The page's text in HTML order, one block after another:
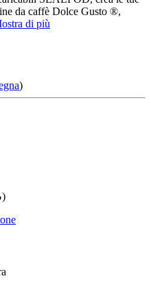
da caffè Dolce Gusto ®,
di più
)
)